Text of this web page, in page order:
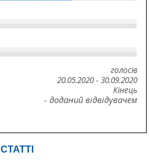
голосів
20.05.2020- 30.09.2020
Кінець
- доданий відвідувачем
СТАТТІ